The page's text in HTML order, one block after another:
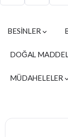
BESİNLER
DOĞAL
MÜDAHELELER